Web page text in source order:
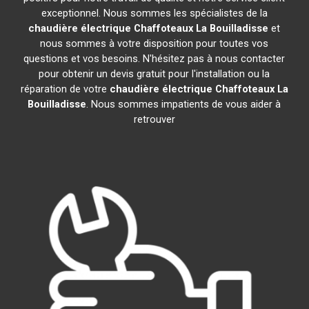
exceptionnel. Nous sommes les spécialistes de la
chaudière électrique Chaffoteaux La Bouilladisse et
nous sommes à votre disposition pour toutes vos
questions et vos besoins. N'hésitez pas à nous contacter
pour obtenir un devis gratuit pour l'installation ou la
réparation de votre chaudière électrique Chaffoteaux La
Bouilladisse. Nous sommes impatients de vous aider à
retrouver